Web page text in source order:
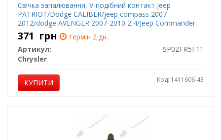
Свічка запалювання, V-подібний контакт Jeep
PATRIOT/Dodge CALIBER/jeep compass 2007-
2012/dodge AVENGER 2007-2010 2,4/Jeep Commander
2006-2007/Dodge Durango 2000-2007/Jeep Grand
Cherokee 1999-2007
371 грн
термін 2 дн.
Артикул:
SP0ZFR5F11
Chrysler
КУПИТИ Код: 1411606-43